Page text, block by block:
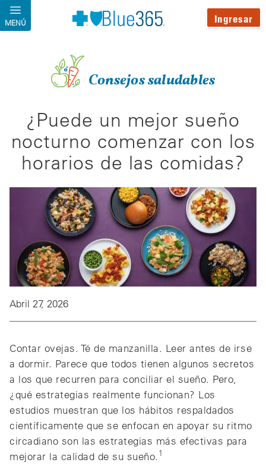
Pasar al contenido principal
MENÚ Ingresar
Consejos saludables
¿Puede un mejor sueño
nocturno comenzar con los
horarios de las comidas?
Abril 27, 2026
Contar ovejas. Té de manzanilla. Leer antes de irse
a dormir. Parece que todos tienen algunos secretos
a los que recurren para conciliar el sueño. Pero,
¿qué estrategias realmente funcionan? Los
estudios muestran que los hábitos respaldados
científicamente que se enfocan en apoyar su ritmo
circadiano son las estrategias más efectivas para
mejorar la calidad de su sueño. 1